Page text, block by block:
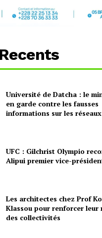
Université de Datcha : le
en garde contre les fausses
informations sur les
UFC : Gilchrist Olympio
Alipui premier vice-
Les architectes chez Prof
Klassou pour renforcer leur
des collectivités